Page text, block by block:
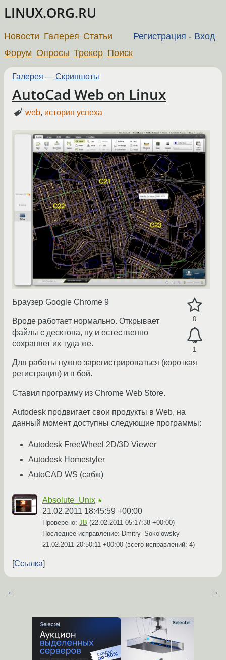
LINUX.ORG.RU
Регистрация - Вход
Новости Галерея Статьи
Форум Опросы Трекер Поиск
Галерея — Скриншоты
AutoCad Web on Linux
web, история успеха
0
1
Браузер Google Chrome 9
Вроде работает нормально. Открывает
файлы с десктопа, ну и естественно
сохраняет их туда же.
Для работы нужно зарегистрироваться (короткая
регистрация) и в бой.
Ставил программу из Chrome Web Store.
Autodesk продвигает свои продукты в Web, на
данный момент доступны следующие программы:
Autodesk FreeWheel 2D/3D Viewer
Autodesk Homestyler
AutoCAD WS (сабж)
Absolute_Unix ★
21.02.2011 18:45:59 +00:00
Проверено: JB (22.02.2011 05:17:38 +00:00)
Последнее исправление: Dmitry_Sokolowsky
21.02.2011 20:50:11 +00:00 (всего исправлений: 4)
Ссылка
← →